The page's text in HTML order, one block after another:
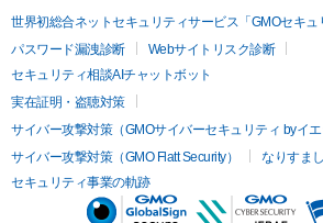
世界初総合ネットセキュリティサービス「GMOセキュ
パスワード漏洩診断
Webサイトリスク診断
セキュリティ相談AIチャットボット
実在証明・盗聴対策
サイバー攻撃対策（GMOサイバーセキュリティ byイエ
サイバー攻撃対策（GMO Flatt Security）
なりすま
セキュリティ事業の軌跡